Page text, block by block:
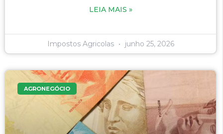
LEIA MAIS »
Impostos Agricolas junho 25, 2026
AGRONEGÓCIO